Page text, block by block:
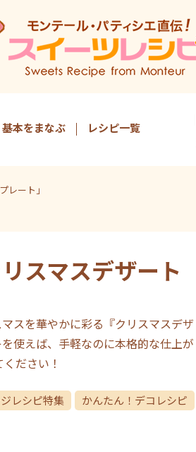
基本をまなぶ レシピ一覧
レート」
スマスデザート
スを華やかに彩る『クリスマスデザ
使えば、手軽なのに本格的な仕上が
ださい！
レシピ特集
かんたん！デコレシピ